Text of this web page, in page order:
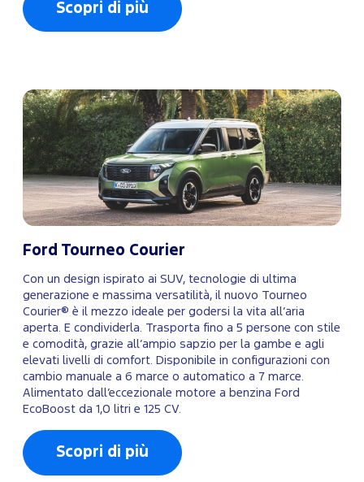
Scopri di più
Ford Tourneo Courier
Con un design ispirato ai SUV, tecnologie di ultima
generazione e massima versatilità, il nuovo Tourneo
Courier® è il mezzo ideale per godersi la vita all’aria
aperta. E condividerla. Trasporta fino a 5 persone con stile
e comodità, grazie all’ampio sapzio per la gambe e agli
elevati livelli di comfort. Disponibile in configurazioni con
cambio manuale a 6 marce o automatico a 7 marce.
Alimentato dall’eccezionale motore a benzina Ford
EcoBoost da 1,0 litri e 125 CV.
Scopri di più